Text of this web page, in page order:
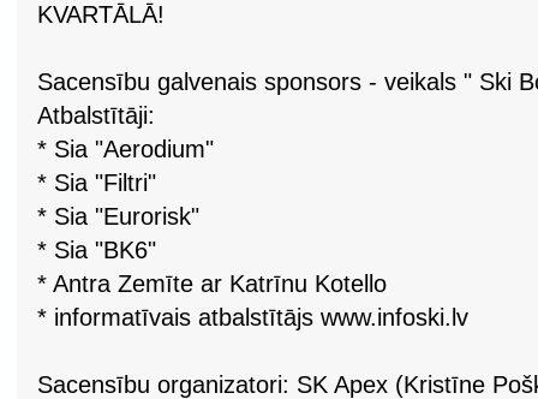
KVARTĀLĀ!
Sacensību galvenais sponsors - veikals " Ski
Atbalstītāji:
* Sia "Aerodium"
* Sia "Filtri"
* Sia "Eurorisk"
* Sia "BK6"
* Antra Zemīte ar Katrīnu Kotello
* informatīvais atbalstītājs www.infoski.lv
Sacensību organizatori: SK Apex (Kristīne